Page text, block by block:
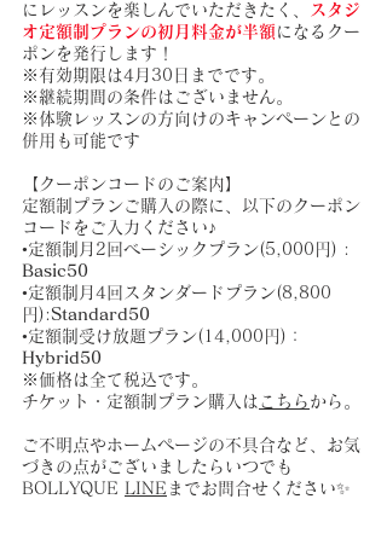
にレッスンを楽しんでいただきたく、
スタジ
オ定額制プランの初月料金が半額 になるクー
ポンを発行します！
※有効期限は4月30日までです。
※継続期間の条件はございません。
※体験レッスンの方向けのキャンペーンとの
併用も可能です
【クーポンコードのご案内】
定額制プランご購入の際に、以下のクーポン
コードをご入力ください♪
•定額制月2回ベーシックプラン(5,000円) :
Basic50
•定額制月4回スタンダードプラン(8,800
円):Standard50
•定額制受け放題プラン(14,000円)：
Hybrid50
※価格は全て税込です。
チケット・定額制プラン購入は こちら から。
ご不明点やホームページの不具合など、お気
づきの点がございましたらいつでも
BOLLYQUE
LINE までお問合せください✨